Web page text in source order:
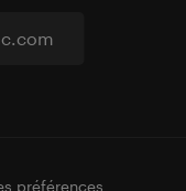
préférences